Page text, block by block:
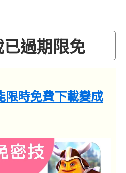
過期限免
限時免費下載變成